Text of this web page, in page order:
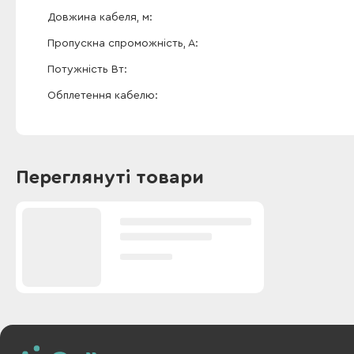
Довжина кабеля, м
Пропускна спроможність, А
Потужність Вт
Обплетення кабелю
Переглянуті товари